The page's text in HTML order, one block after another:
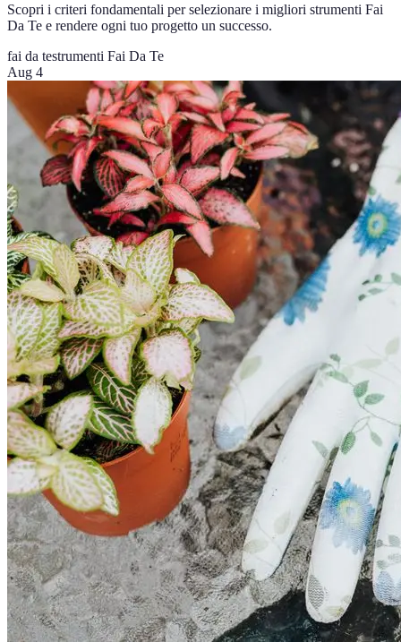
Scopri i criteri fondamentali per selezionare i migliori strumenti Fai
Da Te e rendere ogni tuo progetto un successo.
fai da testrumenti Fai Da Te
Aug 4